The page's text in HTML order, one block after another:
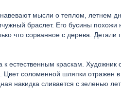
мысли о теплом, летнем
браслет. Его бусины похожи
что сорванное с дерева. Детали
естественным краскам. Художник
соломенной шляпки отражен
накидка сливается с зеленью